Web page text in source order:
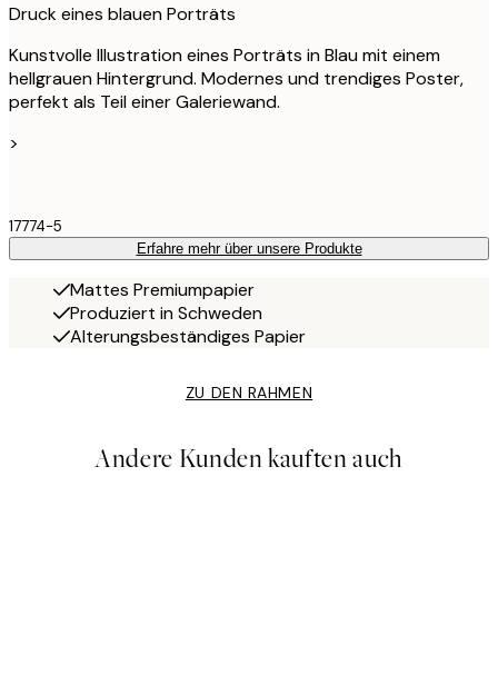
Druck eines blauen Porträts
Kunstvolle Illustration eines Porträts in Blau mit einem
hellgrauen Hintergrund. Modernes und trendiges Poster,
perfekt als Teil einer Galeriewand.
>
17774-5
Erfahre mehr über unsere Produkte
Mattes Premiumpapier
Produziert in Schweden
Alterungsbeständiges Papier
ZU DEN RAHMEN
Andere Kunden kauften auch